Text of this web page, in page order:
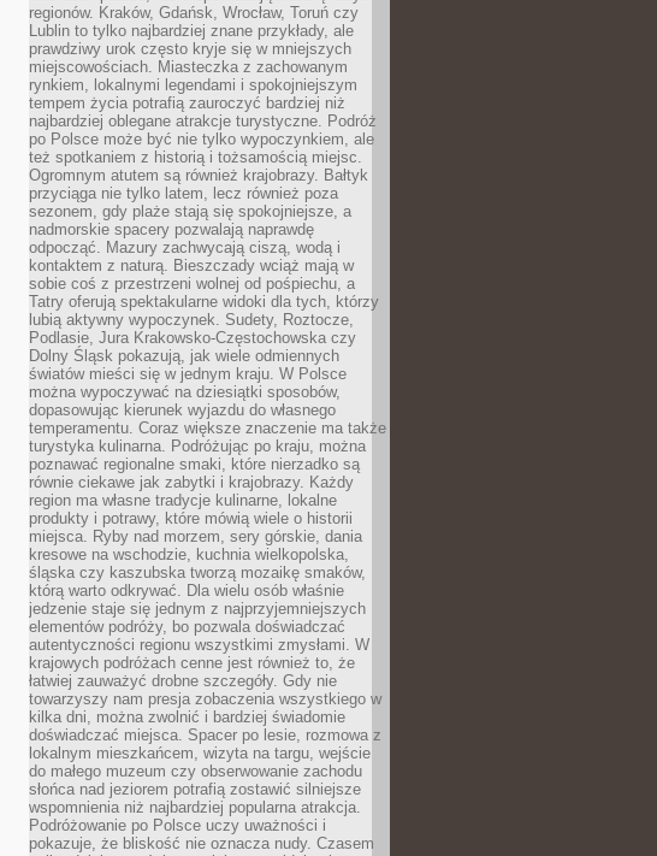
regionów. Kraków, Gdańsk, Wrocław, Toruń czy
Lublin to tylko najbardziej znane przykłady, ale
prawdziwy urok często kryje się w mniejszych
miejscowościach. Miasteczka z zachowanym
rynkiem, lokalnymi legendami i spokojniejszym
tempem życia potrafią zauroczyć bardziej niż
najbardziej oblegane atrakcje turystyczne. Podróż
po Polsce może być nie tylko wypoczynkiem, ale
też spotkaniem z historią i tożsamością miejsc.
Ogromnym atutem są również krajobrazy. Bałtyk
przyciąga nie tylko latem, lecz również poza
sezonem, gdy plaże stają się spokojniejsze, a
nadmorskie spacery pozwalają naprawdę
odpocząć. Mazury zachwycają ciszą, wodą i
kontaktem z naturą. Bieszczady wciąż mają w
sobie coś z przestrzeni wolnej od pośpiechu, a
Tatry oferują spektakularne widoki dla tych, którzy
lubią aktywny wypoczynek. Sudety, Roztocze,
Podlasie, Jura Krakowsko-Częstochowska czy
Dolny Śląsk pokazują, jak wiele odmiennych
światów mieści się w jednym kraju. W Polsce
można wypoczywać na dziesiątki sposobów,
dopasowując kierunek wyjazdu do własnego
temperamentu. Coraz większe znaczenie ma także
turystyka kulinarna. Podróżując po kraju, można
poznawać regionalne smaki, które nierzadko są
równie ciekawe jak zabytki i krajobrazy. Każdy
region ma własne tradycje kulinarne, lokalne
produkty i potrawy, które mówią wiele o historii
miejsca. Ryby nad morzem, sery górskie, dania
kresowe na wschodzie, kuchnia wielkopolska,
śląska czy kaszubska tworzą mozaikę smaków,
którą warto odkrywać. Dla wielu osób właśnie
jedzenie staje się jednym z najprzyjemniejszych
elementów podróży, bo pozwala doświadczać
autentyczności regionu wszystkimi zmysłami. W
krajowych podróżach cenne jest również to, że
łatwiej zauważyć drobne szczegóły. Gdy nie
towarzyszy nam presja zobaczenia wszystkiego w
kilka dni, można zwolnić i bardziej świadomie
doświadczać miejsca. Spacer po lesie, rozmowa z
lokalnym mieszkańcem, wizyta na targu, wejście
do małego muzeum czy obserwowanie zachodu
słońca nad jeziorem potrafią zostawić silniejsze
wspomnienia niż najbardziej popularna atrakcja.
Podróżowanie po Polsce uczy uważności i
pokazuje, że bliskość nie oznacza nudy. Czasem